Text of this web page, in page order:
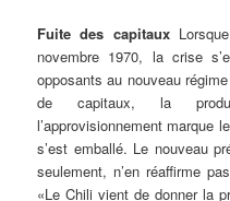
Fuite des capitaux
novembre 1970, la crise
opposants au nouveau
de capitaux, la
l’approvisionnement marque
s’est emballé. Le nouveau
seulement, n’en réaffirme
«Le Chili vient de donner la